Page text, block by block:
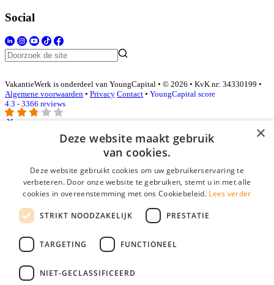
Social
VakantieWerk is onderdeel van YoungCapital • © 2026 • KvK nr: 34330199 •
Algemene voorwaarden • Privacy Contact • YoungCapital score
4.3 - 3366 reviews
E-mail*
Wachtwoord
login gegevens onthouden
login
Bedrijf aanmelden
×
Deze website maakt gebruik
van cookies.
Deze website gebruikt cookies om uw gebruikerservaring te
verbeteren. Door onze website te gebruiken, stemt u in met alle
cookies in overeenstemming met ons Cookiebeleid. Lees verder
STRIKT NOODZAKELIJK PRESTATIE
TARGETING FUNCTIONEEL
NIET-GECLASSIFICEERD